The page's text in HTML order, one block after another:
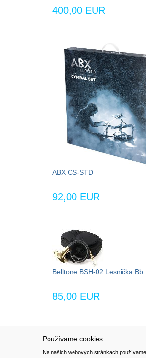
Používame cookies
Na našich webových stránkach
400,00 EUR
ABX CS-STD
92,00 EUR
Belltone BSH-02 Lesnička Bb
85,00 EUR